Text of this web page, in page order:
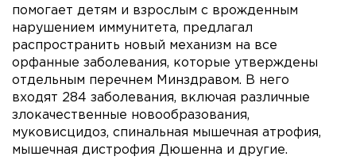
помогает детям и взрослым с врожденным
нарушением иммунитета, предлагал
распространить новый механизм на все
орфанные заболевания, которые утверждены
отдельным перечнем Минздравом. В него
входят 284 заболевания, включая различные
злокачественные новообразования,
муковисцидоз, спинальная мышечная атрофия,
мышечная дистрофия Дюшенна и другие.